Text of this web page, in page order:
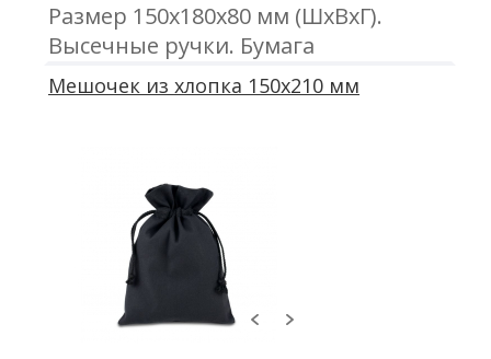
Размер 150х180х80 мм (ШхВхГ).
Высечные ручки. Бумага
дизайнерская 165 г/м2, цвет на
выбор.
Мешочек из хлопка 150х210 мм